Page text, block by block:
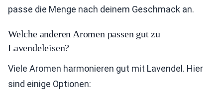
passe die Menge nach deinem Geschmack an.
Welche anderen Aromen passen gut zu
Lavendeleisen?
Viele Aromen harmonieren gut mit Lavendel. Hier
sind einige Optionen: